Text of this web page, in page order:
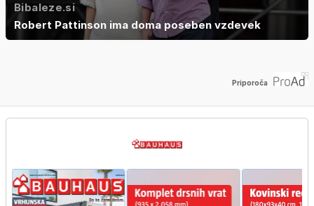
Bibaleze.si
Robert Pattinson ima doma poseben vzdevek
Priporoča